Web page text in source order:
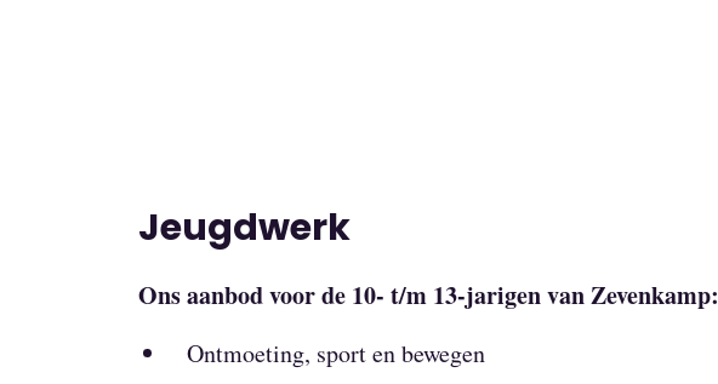
Jeugdwerk
Ons aanbod voor de 10- t/m 13-jarigen van Zevenkamp:
Ontmoeting, sport en bewegen